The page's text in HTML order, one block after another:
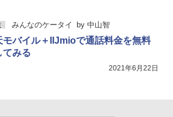
みんなのケータイ by 中山智
モバイル＋IIJmioで通話料金を無料
てみる
2021年6月22日